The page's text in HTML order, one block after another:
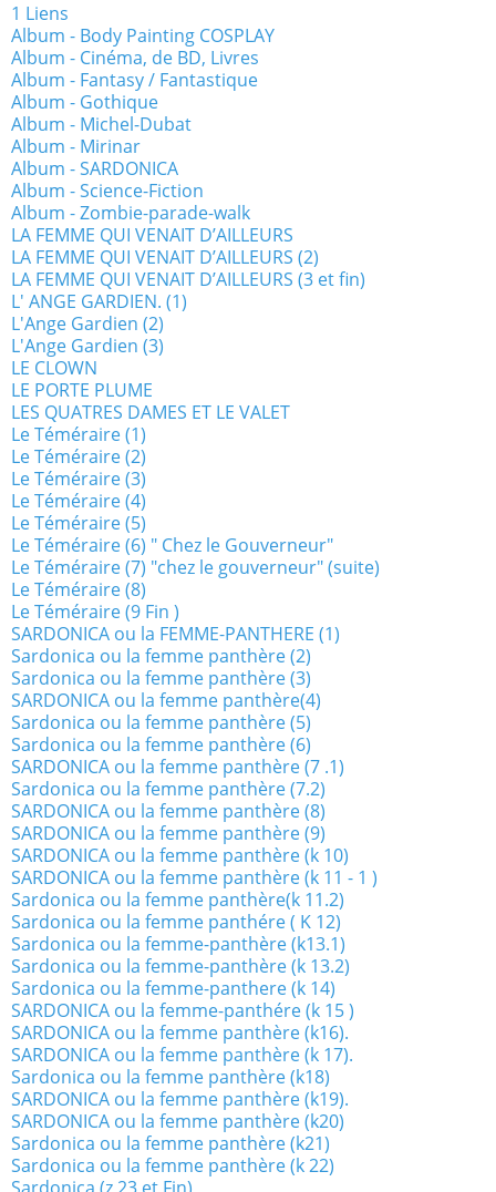
1 Liens
Album - Body Painting COSPLAY
Album - Cinéma, de BD, Livres
Album - Fantasy / Fantastique
Album - Gothique
Album - Michel-Dubat
Album - Mirinar
Album - SARDONICA
Album - Science-Fiction
Album - Zombie-parade-walk
LA FEMME QUI VENAIT D’AILLEURS
LA FEMME QUI VENAIT D’AILLEURS (2)
LA FEMME QUI VENAIT D’AILLEURS (3 et fin)
L' ANGE GARDIEN. (1)
L'Ange Gardien (2)
L'Ange Gardien (3)
LE CLOWN
LE PORTE PLUME
LES QUATRES DAMES ET LE VALET
Le Téméraire (1)
Le Téméraire (2)
Le Téméraire (3)
Le Téméraire (4)
Le Téméraire (5)
Le Téméraire (6) " Chez le Gouverneur"
Le Téméraire (7) "chez le gouverneur" (suite)
Le Téméraire (8)
Le Téméraire (9 Fin )
SARDONICA ou la FEMME-PANTHERE (1)
Sardonica ou la femme panthère (2)
Sardonica ou la femme panthère (3)
SARDONICA ou la femme panthère(4)
Sardonica ou la femme panthère (5)
Sardonica ou la femme panthère (6)
SARDONICA ou la femme panthère (7 .1)
Sardonica ou la femme panthère (7.2)
SARDONICA ou la femme panthère (8)
SARDONICA ou la femme panthère (9)
SARDONICA ou la femme panthère (k 10)
SARDONICA ou la femme panthère (k 11 - 1 )
Sardonica ou la femme panthère(k 11.2)
Sardonica ou la femme panthére ( K 12)
Sardonica ou la femme-panthère (k13.1)
Sardonica ou la femme-panthère (k 13.2)
Sardonica ou la femme-panthere (k 14)
SARDONICA ou la femme-panthére (k 15 )
SARDONICA ou la femme panthère (k16).
SARDONICA ou la femme panthère (k 17).
Sardonica ou la femme panthère (k18)
SARDONICA ou la femme panthère (k19).
SARDONICA ou la femme panthère (k20)
Sardonica ou la femme panthère (k21)
Sardonica ou la femme panthère (k 22)